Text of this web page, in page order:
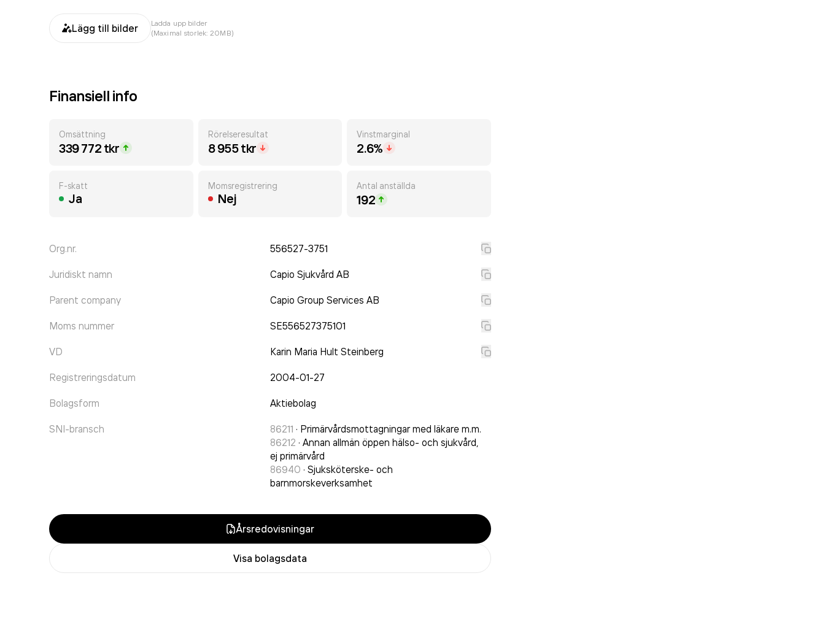
Lägg till bilder
Ladda upp bilder
(Maximal storlek: 20MB)
Finansiell info
Omsättning
339 772 tkr
Rörelseresultat
8 955 tkr
Vinstmarginal
2.6%
F-skatt
Ja
Momsregistrering
Nej
Antal anställda
192
Org.nr. 556527-3751
Juridiskt namn Capio Sjukvård AB
Parent company Capio Group Services AB
Moms nummer SE556527375101
VD Karin Maria Hult Steinberg
Registreringsdatum 2004-01-27
Bolagsform Aktiebolag
SNI-bransch 86211 · Primärvårdsmottagningar med läkare m.m.
86212 · Annan allmän öppen hälso- och sjukvård,
ej primärvård
86940 · Sjuksköterske- och
barnmorskeverksamhet
Årsredovisningar
Visa bolagsdata